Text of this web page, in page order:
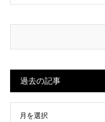
過去の記事
月を選択